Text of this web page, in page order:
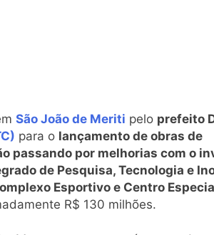
São João de Meriti pelo prefeito
para o lançamento de obras de
passando por melhorias com o
de Pesquisa, Tecnologia e
Esportivo e Centro
R$ 130 milhões.